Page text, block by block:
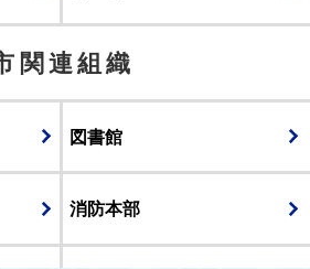
関連組織
図書館
消防本部